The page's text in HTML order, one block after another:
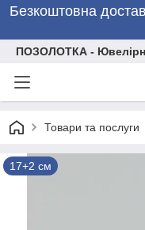
Безкоштовна
ПОЗОЛОТКА -
Товари та послуги
17+2 см